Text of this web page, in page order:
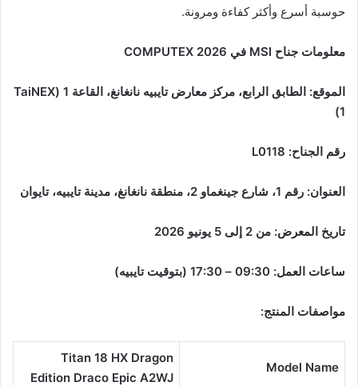
حوسبة أسرع وأكثر كفاءة ومرونة.
معلومات جناح MSI في COMPUTEX 2026
الموقع: الطابق الرابع، مركز معارض تايبيه نانغانغ، القاعة 1
(TaiNEX
1)
رقم الجناح: L0118
العنوان: رقم 1، شارع جينغماو 2، منطقة نانغانغ، مدينة تايبيه، تايوان
تاريخ المعرض: من 2 إلى 5 يونيو 2026
ساعات العمل: 09:30 – 17:30 (بتوقيت تايبيه)
مواصفات المنتج:
Model Name
Titan 18 HX Dragon
Edition Draco Epic A2WJ